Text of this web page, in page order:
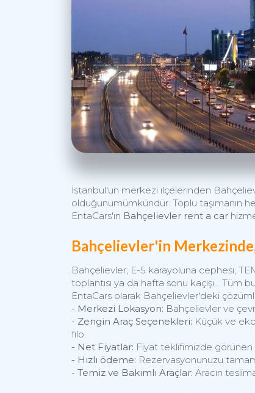
İstanbul'un merkezi ilçelerinden
olduğunumümkündür. Toplu taşımanın
EntaCars'ın Bahçelievler rent a car
Bahçelievler'in Merkezinde,
Bahçelievler; E-5 karayoluna cephesi,
toplantısı ya da hafta sonu kaçışı…
EntaCars olarak Bahçelievler'deki
- Merkezi Lokasyon: Bahçelievler ve
- Zengin Araç Seçenekleri: Küçük ve
filo.
- Net Fiyatlar: Fiyat teklifimizde görünen
- Hızlı ödeme: Rezervasyonunuzu
- Temiz ve Bakımlı Araçlar: Aracın